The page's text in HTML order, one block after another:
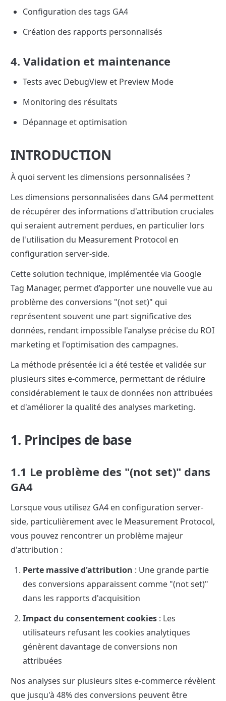
Configuration des tags GA4
Création des rapports personnalisés
4. Validation et maintenance
Tests avec DebugView et Preview Mode
Monitoring des résultats
Dépannage et optimisation
INTRODUCTION
À quoi servent les dimensions personnalisées ?
Les dimensions personnalisées dans GA4 permettent
de récupérer des informations d'attribution cruciales
qui seraient autrement perdues, en particulier lors
de l'utilisation du Measurement Protocol en
configuration server-side.
Cette solution technique, implémentée via Google
Tag Manager, permet d’apporter une nouvelle vue au
problème des conversions "(not set)" qui
représentent souvent une part significative des
données, rendant impossible l'analyse précise du ROI
marketing et l'optimisation des campagnes.
La méthode présentée ici a été testée et validée sur
plusieurs sites e-commerce, permettant de réduire
considérablement le taux de données non attribuées
et d'améliorer la qualité des analyses marketing.
1. Principes de base
1.1 Le problème des "(not set)" dans
GA4
Lorsque vous utilisez GA4 en configuration server-
side, particulièrement avec le Measurement Protocol,
vous pouvez rencontrer un problème majeur
d'attribution :
Perte massive d'attribution : Une grande partie
des conversions apparaissent comme "(not set)"
dans les rapports d'acquisition
Impact du consentement cookies : Les
utilisateurs refusant les cookies analytiques
génèrent davantage de conversions non
attribuées
Nos analyses sur plusieurs sites e-commerce révèlent
que jusqu'à 48% des conversions peuvent être